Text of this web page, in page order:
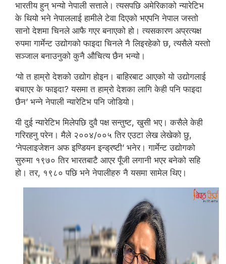
भारतीय हुन् भन्यो नेपाली सत्ताले। त्यसपछि अमेरिकाको न्यारेटिभ
के थियो भने नेपाललाई हामीले टेवा दिएको भएपनि नेपाल जस्तो
सानो देशमा चिनले आफै गएर बनाएको हो। त्यसकारण अप्रत्यक्ष
रुपमा गार्मेन्ट उद्योगको फाइदा चिनले नै लिइरहेको छ, त्यसैले यस्तो
सञ्जाल बनाउनुको कुनै औचित्य छैन भन्यो।
‘यो त हाम्रो देशको उद्योग होइन। बाहिरबाट आएको यो उद्योगलाई
बचाएर के फाइदा? यसमा त हाम्रो देशका लागि केही पनि फाइदा
छैन’ भन्ने नेपाली न्यारेटिभ पनि जोडियो।
यी दुई न्यारेटिभ मिलेपछि दुवै पक्ष सन्तुष्ट, खुसी भए। कसैले केही
गरिरहनु परेन। मैले २००४/००५ तिर एउटा लेख लेखेको छु,
‘नेपलाइजेशन अफ इण्डियन इन्ड्रष्टी’ भनेर। गार्मेन्ट उद्योगको
सुरुमा १९७० तिर भारतबाटै आएर पूँजी लगानी भएर बनेको सहि
हो। तर, १९८० पछि भने नेपालीहरु नै यसमा सामेल थिए।